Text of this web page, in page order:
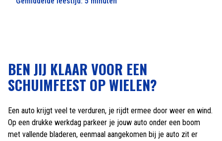
BEN JIJ KLAAR VOOR EEN
SCHUIMFEEST OP WIELEN?
Een auto krijgt veel te verduren, je rijdt ermee door weer en wind.
Op een drukke werkdag parkeer je jouw auto onder een boom
met vallende bladeren, eenmaal aangekomen bij je auto zit er